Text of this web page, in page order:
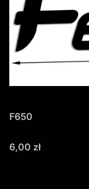
F650
Cena
6,00 zł